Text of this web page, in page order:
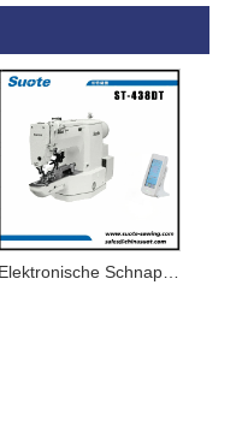
Elektronische Schnappschalttaste -Maschine Touchscreen -Panel